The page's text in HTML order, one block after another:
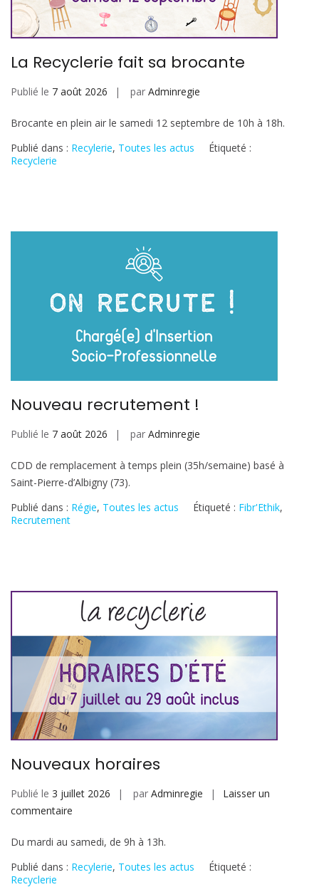
La Recyclerie fait sa brocante
Publié le 7 août 2026 par Adminregie
Brocante en plein air le samedi 12 septembre de 10h à 18h.
Publié dans : Recylerie, Toutes les actus
Étiqueté :
Recyclerie
Nouveau recrutement !
Publié le 7 août 2026 par Adminregie
CDD de remplacement à temps plein (35h/semaine) basé à
Saint-Pierre-d’Albigny (73).
Publié dans : Régie, Toutes les actus Étiqueté : Fibr'Ethik,
Recrutement
Nouveaux horaires
Publié le 3 juillet 2026 par Adminregie
Laisser un
commentaire
horaires
Du mardi au samedi, de 9h à 13h.
Publié dans : Recylerie, Toutes les actus
Étiqueté :
Recyclerie